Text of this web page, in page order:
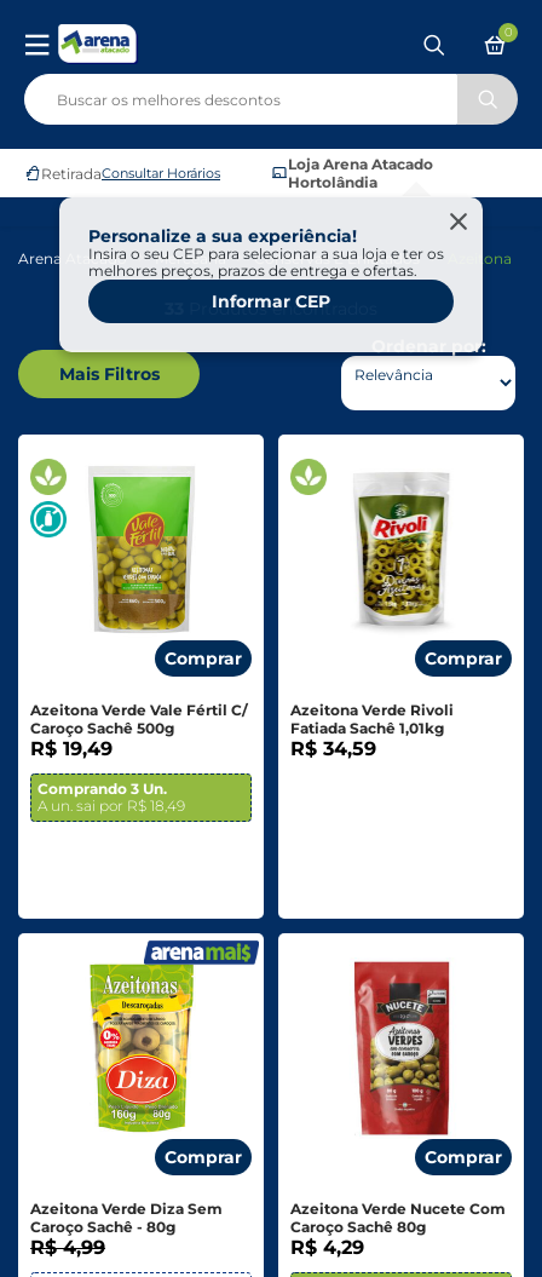
RetiradaConsultar Horários
Loja Arena Atacado
Hortolândia
Personalize a sua experiência!
Insira o seu CEP para selecionar a sua loja e ter os
melhores preços, prazos de entrega e ofertas.
Informar CEP
0
Arena Atacado Mercearia Conservas E Enlatados Azeitona
Produtos encontrados
Mais Filtros
Ordenar por:
Comprar
Azeitona Verde Vale Fértil C/
Caroço Sachê 500g
R$ 19,49
Comprando 3 Un.
A un. sai por R$ 18,49
Comprar
Azeitona Verde Rivoli
Fatiada Sachê 1,01kg
R$ 34,59
Comprar
Azeitona Verde Diza Sem
Caroço Sachê - 80g
R$ 4,99
Comprar
Azeitona Verde Nucete Com
Caroço Sachê 80g
R$ 4,29